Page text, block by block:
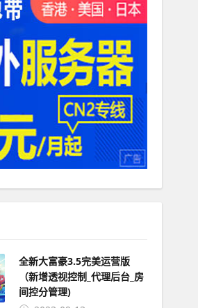
全新大富豪3.5完美运营版
（新增透视控制_代理后台_房
间控分管理)